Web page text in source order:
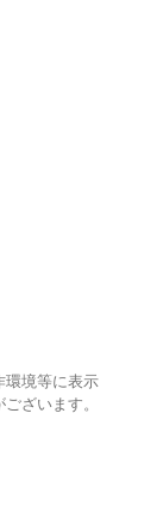
境等に表示
ざいます。